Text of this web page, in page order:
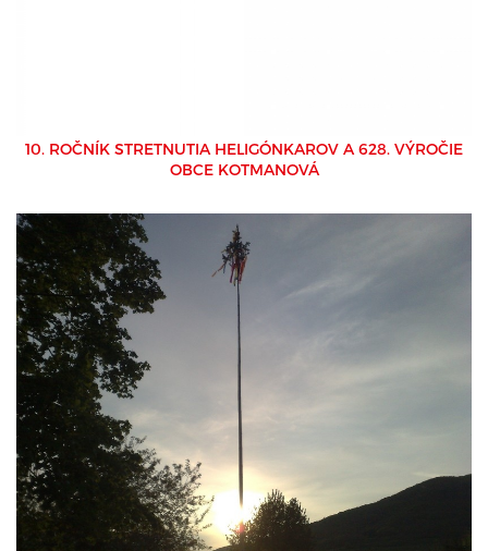
10. ROČNÍK STRETNUTIA HELIGÓNKAROV A 628. VÝROČIE
OBCE KOTMANOVÁ